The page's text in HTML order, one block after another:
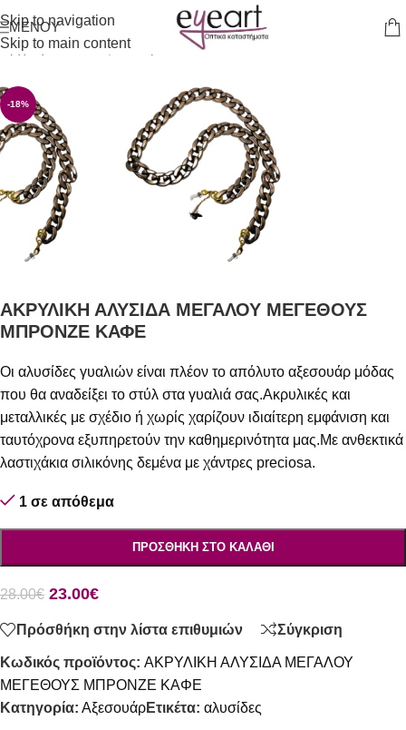
Skip to navigation
Skip to main content
ΜΕΝΟΎ
Αρχική σελίδα/Αξεσουάρ
-18%
ΑΚΡΥΛΙΚΗ ΑΛΥΣΙΔΑ ΜΕΓΑΛΟΥ ΜΕΓΕΘΟΥΣ
ΜΠΡΟΝΖΕ ΚΑΦΕ
Οι αλυσίδες γυαλιών είναι πλέον το απόλυτο αξεσουάρ μόδας
που θα αναδείξει το στύλ στα γυαλιά σας.Ακρυλικές και
μεταλλικές με σχέδιο ή χωρίς χαρίζουν ιδιαίτερη εμφάνιση και
ταυτόχρονα εξυπηρετούν την καθημερινότητα μας.Με ανθεκτικά
λαστιχάκια σιλικόνης δεμένα με χάντρες preciosa.
1 σε απόθεμα
ΠΡΟΣΘΉΚΗ ΣΤΟ ΚΑΛΆΘΙ
28.00€ 23.00€
Κωδικός προϊόντος: ΑΚΡΥΛΙΚΗ ΑΛΥΣΙΔΑ ΜΕΓΑΛΟΥ
ΜΕΓΕΘΟΥΣ ΜΠΡΟΝΖΕ ΚΑΦΕ
Κατηγορία: ΑξεσουάρΕτικέτα: αλυσίδες
Πρόσθήκη στην λίστα επιθυμιών Σύγκριση